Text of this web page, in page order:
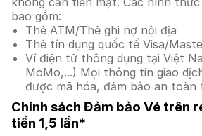
bao gồm:
Thẻ ATM/Thẻ ghi nợ nội địa
Thẻ tín dụng quốc tế Visa/
Ví điện tử thông dụng tại Việt
MoMo,...) Mọi thông tin giao
được mã hóa, đảm bảo an toàn
Chính sách Đảm bảo Vé trên
tiền 1,5 lần*